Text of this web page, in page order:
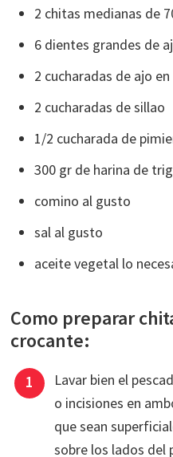
2 chitas medianas de
6 dientes grandes de
2 cucharadas de ajo
2 cucharadas de sillao
1/2 cucharada de
300 gr de harina de
comino al gusto
sal al gusto
aceite vegetal lo
Como preparar
crocante:
Lavar bien el
o incisiones en
que sean
sobre los lados del